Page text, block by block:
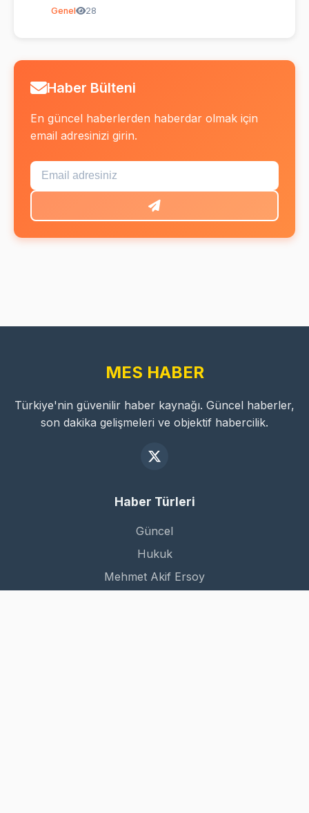
Genel 28
Haber Bülteni
En güncel haberlerden haberdar olmak için
email adresinizi girin.
MES HABER
Türkiye'nin güvenilir haber kaynağı. Güncel haberler,
son dakika gelişmeleri ve objektif habercilik.
Haber Türleri
Güncel
Hukuk
Mehmet Akif Ersoy